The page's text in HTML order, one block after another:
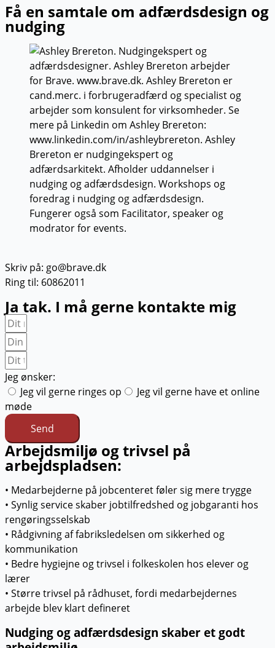
Få en samtale om adfærdsdesign og
nudging
Skriv på: go@brave.dk
Ring til: 60862011
Ja tak. I må gerne kontakte mig
Jeg ønsker:
Jeg vil gerne ringes op
Jeg vil gerne have et online
møde
Send
Arbejdsmiljø og trivsel på
arbejdspladsen:
• Medarbejderne på jobcenteret føler sig mere trygge
• Synlig service skaber jobtilfredshed og jobgaranti hos
rengøringsselskab
• Rådgivning af fabriksledelsen om sikkerhed og
kommunikation
• Bedre hygiejne og trivsel i folkeskolen hos elever og
lærer
• Større trivsel på rådhuset, fordi medarbejdernes
arbejde blev klart defineret
Nudging og adfærdsdesign skaber et godt